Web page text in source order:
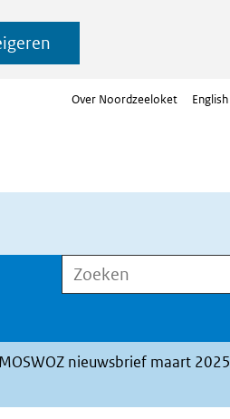
Over Noordzeeloket English
Zoeken
MOSWOZ nieuwsbrief maart 2025